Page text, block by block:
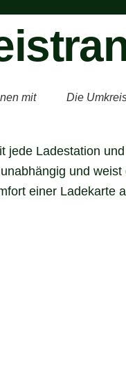
mit
Die
Ladestation
und
einer Ladekarte